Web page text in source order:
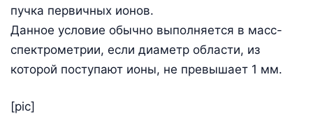
пучка первичных ионов.
Данное условие обычно выполняется в масс-
спектрометрии, если диаметр области, из
которой поступают ионы, не превышает 1 мм.
[pic]